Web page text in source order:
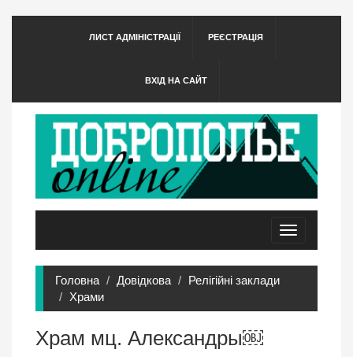
ЛИСТ АДМІНІСТРАЦІЇ РЕЄСТРАЦІЯ
ВХІД НА САЙТ
Toggle
navigation
Головна Довідкова
Релігійні заклади
Храми
Храм мц. Александры￼